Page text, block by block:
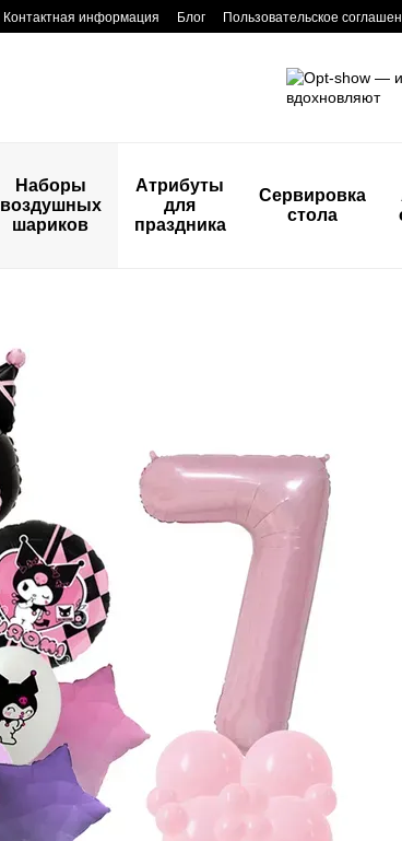
Контактная информация Блог Пользовательское
Наборы
воздушных
шариков
Атрибуты
для
праздника
Сервировка
стола